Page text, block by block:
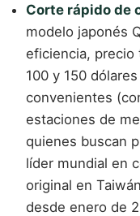
Corte rápido de
modelo japonés
eficiencia, precio
100 y 150
convenientes
estaciones de
quienes buscan
líder mundial en
original en
desde enero de